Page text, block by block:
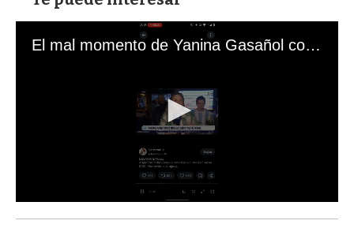
El mal momento de Yanina Gasañol con un hincha argentino en "Subrayado"
s